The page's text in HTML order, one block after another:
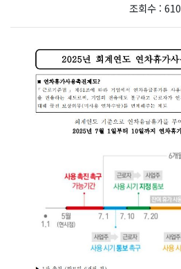
조회수 : 610